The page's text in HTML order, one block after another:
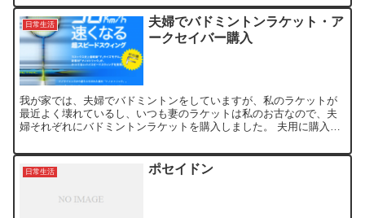
日常生活
夫婦でバドミントンラケット・ア
ークセイバー購入
我が家では、夫婦でバドミントンをしていますが、私のラケットが
最近よく壊れているし、いつも妻のラケットは私のお古なので、夫
婦それぞれにバドミントンラケットを購入しました。 夫用に購入し
日常生活 ポセイドン